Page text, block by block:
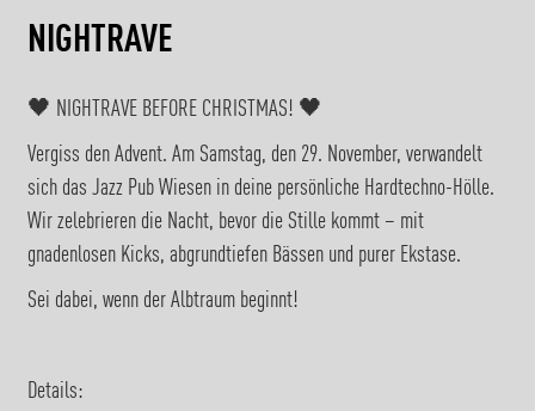
NIGHTRAVE
🖤 NIGHTRAVE BEFORE CHRISTMAS! 🖤
Vergiss den Advent. Am Samstag, den 29. November, verwandelt
sich das Jazz Pub Wiesen in deine persönliche Hardtechno-Hölle.
Wir zelebrieren die Nacht, bevor die Stille kommt – mit
gnadenlosen Kicks, abgrundtiefen Bässen und purer Ekstase.
Sei dabei, wenn der Albtraum beginnt!
Details: